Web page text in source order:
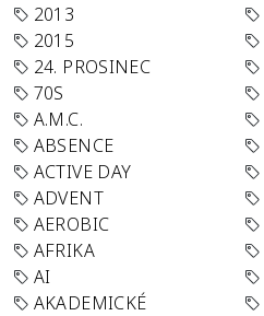
2013
2015
24. PROSINEC
70S
A.M.C.
ABSENCE
ACTIVE DAY
ADVENT
AEROBIC
AFRIKA
AI
AKADEMICKÉ